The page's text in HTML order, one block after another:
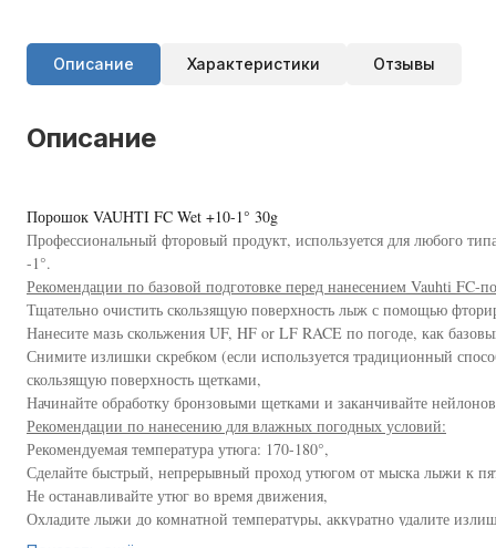
Описание Характеристики Отзывы
Описание
Порошок VAUHTI FC Wet +10-1° 30g
Профессиональный фторовый продукт, используется для любого
-1°.
Рекомендации по базовой подготовке перед нанесением Vauhti FC-
Тщательно очистить скользящую поверхность лыж с помощью
Нанесите мазь скольжения UF, HF or LF RACE по погоде, как
Снимите излишки скребком (если используется традиционный
скользящую поверхность щетками,
Начинайте обработку бронзовыми щетками и заканчивайте
Рекомендации по нанесению для влажных погодных условий:
Рекомендуемая температура утюга: 170-180°,
Сделайте быстрый, непрерывный проход утюгом от мыска лыжи к
Не останавливайте утюг во время движения,
Охладите лыжи до комнатной температуры, аккуратно удалите
Обработайте поверхность роторной щеткой из конского волоса,